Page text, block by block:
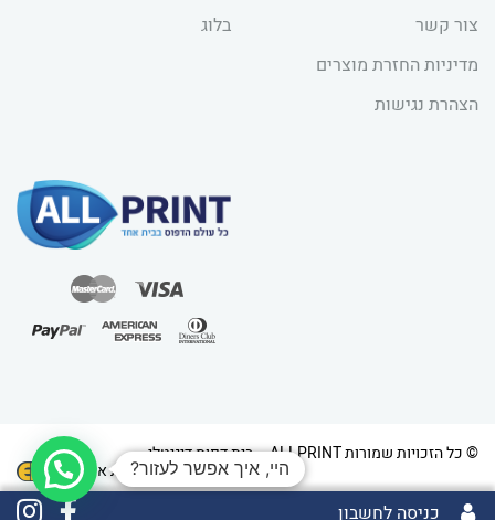
כניסה לחשבון
צור קשר
מדיניות החזרת מוצרים
הצהרת נגישות
בלוג
© כל הזכויות שמורות ALLPRINT – בית דפוס דיגיטלי
בניית אתריםהיי, איך אפשר לעזור?